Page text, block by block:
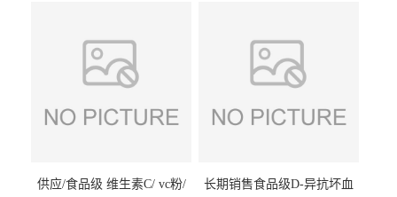
供应/食品级 维生素C/ vc粉/
长期销售食品级D-异抗坏血